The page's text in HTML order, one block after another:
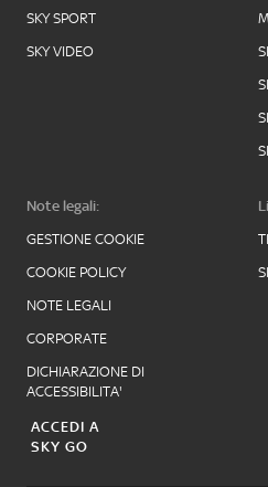
SKY SPORT
SKY VIDEO
Note legali:
GESTIONE COOKIE
COOKIE POLICY
NOTE LEGALI
CORPORATE
DICHIARAZIONE DI
ACCESSIBILITA'
ACCEDI A
SKY GO